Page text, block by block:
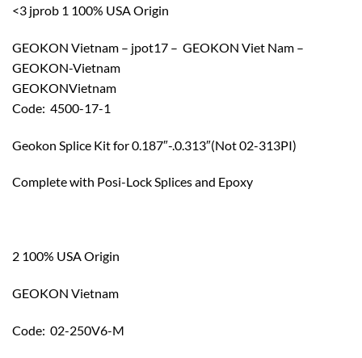
<3 jprob 1 100% USA Origin
GEOKON Vietnam – jpot17 – GEOKON Viet Nam –
GEOKON-Vietnam
GEOKONVietnam
Code: 4500-17-1
Geokon Splice Kit for 0.187″-.0.313″(Not 02-313PI)
Complete with Posi-Lock Splices and Epoxy
2 100% USA Origin
GEOKON Vietnam
Code: 02-250V6-M